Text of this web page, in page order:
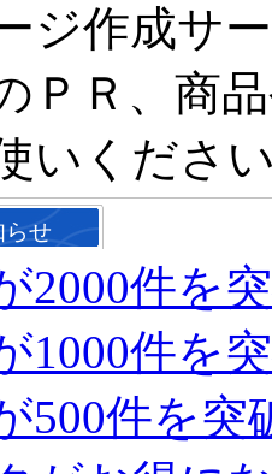
ジ作成サ
ＰＲ、商
いくださ
らせ
2000件を
1000件を
500件を突